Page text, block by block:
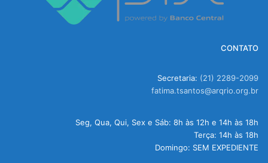
CONTATO
Secretaria: (21) 2289-2099
fatima.tsantos@arqrio.org.br
Seg, Qua, Qui, Sex e Sáb: 8h às 12h e 14h às 18h
Terça: 14h às 18h
Domingo: SEM EXPEDIENTE